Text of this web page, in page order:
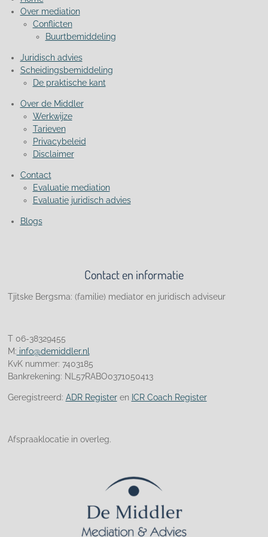
Over mediation
Conflicten
Buurtbemiddeling
Juridisch advies
Scheidingsbemiddeling
De praktische kant
Over de Middler
Werkwijze
Tarieven
Privacybeleid
Disclaimer
Contact
Evaluatie mediation
Evaluatie juridisch advies
Blogs
Contact en informatie
Tjitske Bergsma: (familie) mediator en juridisch adviseur
T 06-38329455
M: info@demiddler.nl
KvK nummer: 7403185
Bankrekening: NL57RABO0371050413
Geregistreerd: ADR Registeren ICR Coach Register
Afspraaklocatie in overleg.